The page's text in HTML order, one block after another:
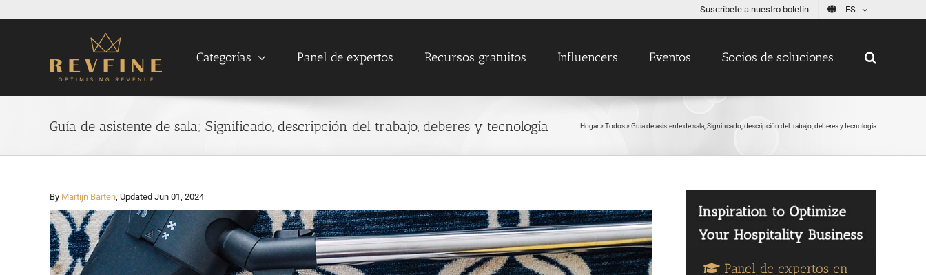
Suscríbete a nuestro boletín ES
Categorías Panel de expertos Recursos gratuitos Influencers Eventos Socios de soluciones
Guía de asistente de sala; Significado, descripción del trabajo, deberes y tecnología Hogar»Todos» Guía de asistente de sala; Significado, descripción del trabajo, deberes y tecnología
By Martijn Barten, Updated Jun 01, 2024
View
Larger
Image
Panel de expertos en